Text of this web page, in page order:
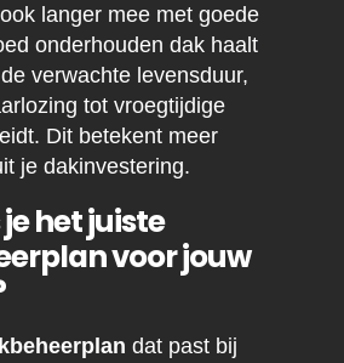
langer mee met goede
onderhouden dak haalt
verwachte levensduur,
tot vroegtijdige
Dit betekent meer
je dakinvestering.
je het juiste
voor jouw
dat past bij